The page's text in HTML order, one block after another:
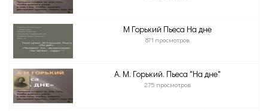
М Горький Пьеса На дне
871 просмотров
А. М. Горький. Пьеса "На дне"
275 просмотров